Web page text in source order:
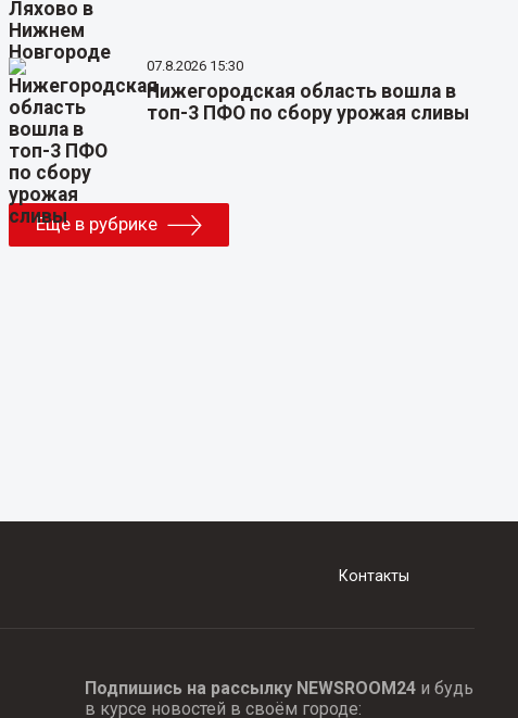
07.8.2026 15:30
Нижегородская область вошла в
топ-3 ПФО по сбору урожая сливы
Еще в рубрике
Контакты
Подпишись на рассылку NEWSROOM24и будь
в курсе новостей в своём городе: